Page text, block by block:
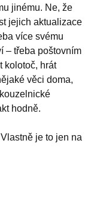
jinému. Ne, že
jejich aktualizace
více svému
– třeba poštovním
kolotoč, hrát
věci doma,
hodně.
je to jen na